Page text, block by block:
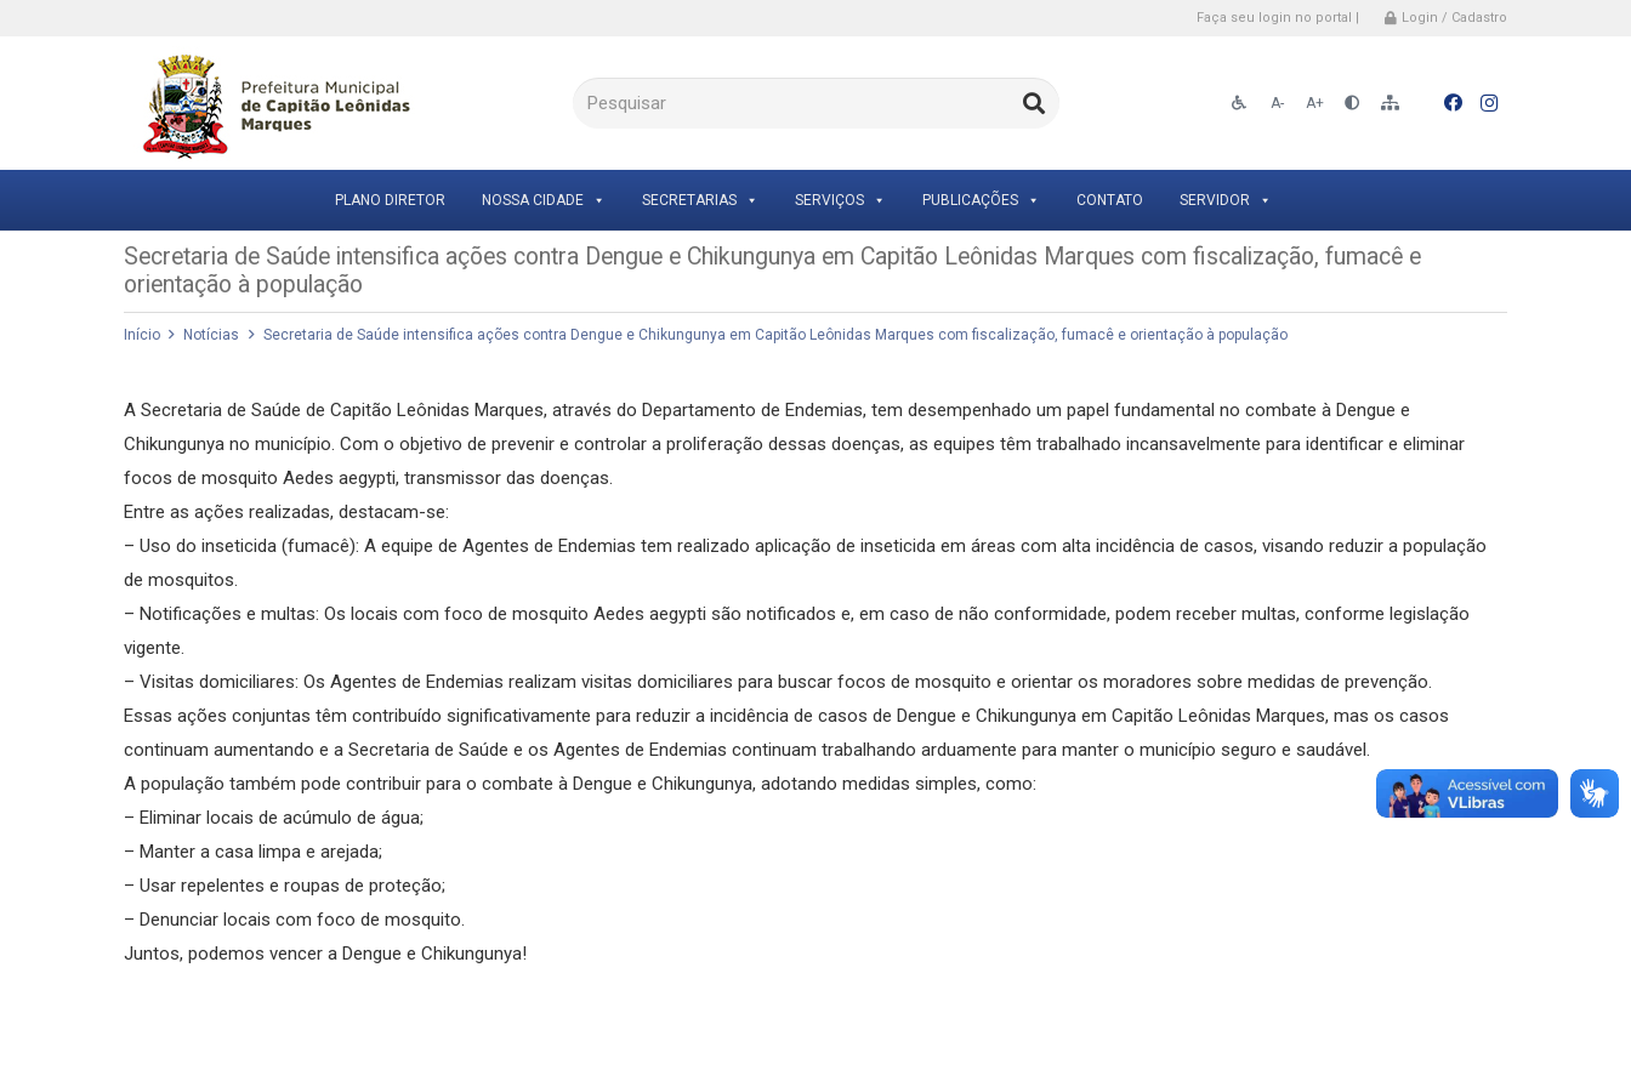
Faça seu login no portal | Login / Cadastro
A- A+
PLANO DIRETOR NOSSA CIDADE SECRETARIAS SERVIÇOS PUBLICAÇÕES CONTATO SERVIDOR
Secretaria de Saúde intensifica ações contra Dengue e Chikungunya em Capitão Leônidas Marques com fiscalização, fumacê e
orientação à população
Início Notícias Secretaria de Saúde intensifica ações contra Dengue e Chikungunya em Capitão Leônidas Marques com fiscalização, fumacê e orientação à população
A Secretaria de Saúde de Capitão Leônidas Marques, através do Departamento de Endemias, tem desempenhado um papel fundamental no combate à Dengue e
Chikungunya no município. Com o objetivo de prevenir e controlar a proliferação dessas doenças, as equipes têm trabalhado incansavelmente para identificar e eliminar
focos de mosquito Aedes aegypti, transmissor das doenças.
Entre as ações realizadas, destacam-se:
– Uso do inseticida (fumacê): A equipe de Agentes de Endemias tem realizado aplicação de inseticida em áreas com alta incidência de casos, visando reduzir a população
de mosquitos.
– Notificações e multas: Os locais com foco de mosquito Aedes aegypti são notificados e, em caso de não conformidade, podem receber multas, conforme legislação
vigente.
– Visitas domiciliares: Os Agentes de Endemias realizam visitas domiciliares para buscar focos de mosquito e orientar os moradores sobre medidas de prevenção.
Essas ações conjuntas têm contribuído significativamente para reduzir a incidência de casos de Dengue e Chikungunya em Capitão Leônidas Marques, mas os casos
continuam aumentando e a Secretaria de Saúde e os Agentes de Endemias continuam trabalhando arduamente para manter o município seguro e saudável.
A população também pode contribuir para o combate à Dengue e Chikungunya, adotando medidas simples, como:
– Eliminar locais de acúmulo de água;
– Manter a casa limpa e arejada;
– Usar repelentes e roupas de proteção;
– Denunciar locais com foco de mosquito.
Juntos, podemos vencer a Dengue e Chikungunya!